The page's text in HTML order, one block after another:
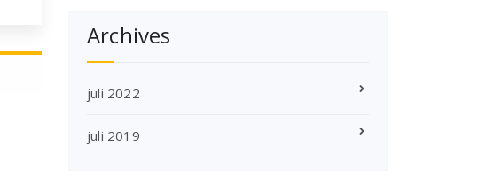
Archives
juli 2022
juli 2019